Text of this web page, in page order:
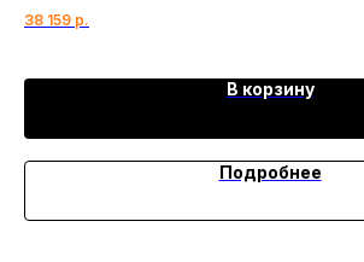
38 159 р.
В корзину
Подробнее